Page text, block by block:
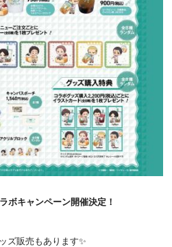
ボキャンペーン開催決定！
ズ販売もあります✨